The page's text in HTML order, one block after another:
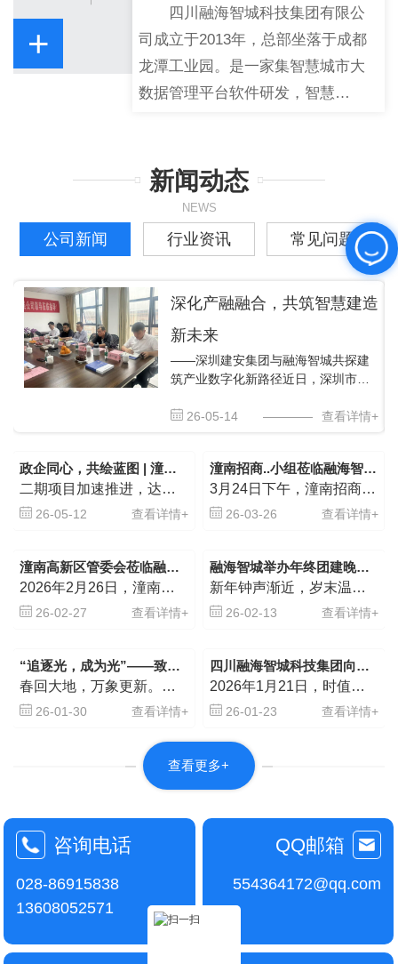
+
四川融海智城科技集团有限公
司成立于2013年，总部坐落于成都
龙潭工业园。是一家集智慧城市大
数据管理平台软件研发，智慧…
新闻动态
NEWS
公司新闻 行业资讯 常见问题
深化产融融合，共筑智慧建造
新未来
——深圳建安集团与融海智城共探建
筑产业数字化新路径近日，深圳市建
场拓展总经理李默一行到访四川融海
开展深度交流。融海智城董事长陈前
及公司高管团队共同接待并参与座
谈。 座谈中，陈前对深圳建安集团的
26-05-14 ———— 查看详情+
政企同心，共绘蓝图 | 潼南区调研组莅临融海智城，肯定成绩并助力新发展
二期项目加速推进，达产后预计年产值1.3亿元，政企协力共促绿色数字未来
26-05-12 查看详情+
潼南招商..小组莅临融海智城科技集团考察交流 ¦共探智慧城市合作新机遇
3月24日下午，潼南招商..小组一行莅临融海智城科技集团考察交流。双方围绕潼南区路灯节能改造及相关智慧城市项目，就合作方向、技术方案、商业模式等关键议题展开深入探讨，为后续务实合作奠定坚实基础。
26-03-26 查看详情+
潼南高新区管委会莅临融海智城科技集团生产基地 共探政企合作新路径
2026年2月26日，潼南高新区管委会一行到访融海智城科技集团生产基地开展考察交流。双方围绕产业发展、项目合作、区域共建等议题深入座谈，共同探讨政企合作新路径，谋划高质量发展新篇章。
26-02-27 查看详情+
融海智城举办年终团建晚宴 凝心聚力共启新年新篇
新年钟声渐近，岁末温情涌动。在2025年忙碌收官之际，融海智城公司于农历腊月廿五组织全体员工举办年终聚餐团建活动。
26-02-13 查看详情+
“追逐光，成为光”——致公党迎春联谊会宣传融海智城公司捐赠太阳能路灯的善举
春回大地，万象更新。在2026年新春佳节即将来临之际，致公党四川省直工委第六总支、致公党四川省直工委第十支部与四川社会主义学院行政管理处党支部携手举办了主题为“追逐光，成为光”的2026年迎春联谊会。四川融海智城科技集团有限公司在此次盛会上备受关注。
26-01-30 查看详情+
四川融海智城科技集团向叙永县麻城镇寨和村捐赠太阳能路灯 照亮乡村振兴路
2026年1月21日，时值新春佳节来临之际，四川融海智城科技集团有限公司向四川省泸州市叙永县麻城镇寨和村捐赠30套太阳能路灯，以实际行动践行企业社会责任，助力乡村基础设施建设，为村民送去温暖与光明。
26-01-23 查看详情+
查看更多+
咨询电话
028-86915838
13608052571
QQ邮箱
554364172@qq.com